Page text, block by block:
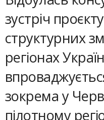
зустріч
структурних
регіонах
зокрема у
пілотному